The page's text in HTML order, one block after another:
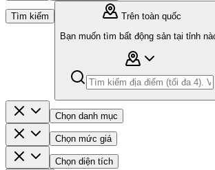
Tìm kiếm
Trên toàn quốc
Bạn muốn tìm bất động sản tại tỉnh
Chọn danh mục
Chọn mức giá
Chọn diện tích